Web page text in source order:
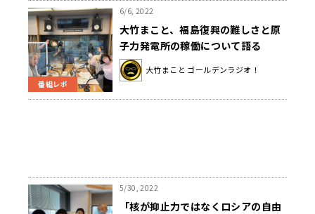
番組レポ
6/6, 2022
大竹まこと、福島復興の難しさと原
子力発電所の稼働について語る
大竹まこと ゴールデンラジオ！
5/30, 2022
「核が抑止力ではなくロシアの自由